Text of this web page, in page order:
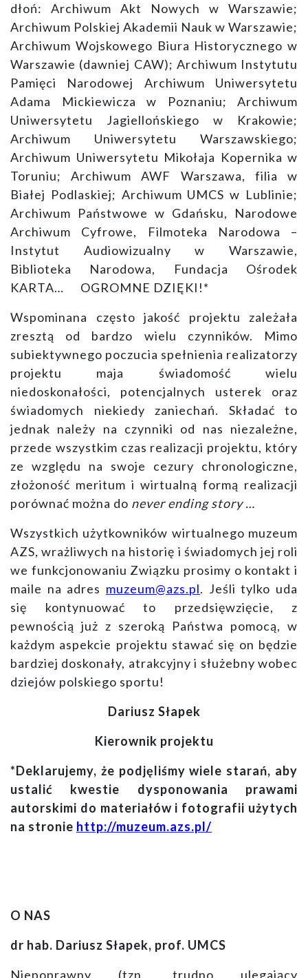
dłoń: Archiwum Akt Nowych w Warszawie;
Archiwum Polskiej Akademii Nauk w Warszawie;
Archiwum Wojskowego Biura Historycznego w
Warszawie (dawniej CAW); Archiwum Instytutu
Pamięci Narodowej Archiwum Uniwersytetu
Adama Mickiewicza w Poznaniu; Archiwum
Uniwersytetu Jagiellońskiego w Krakowie;
Archiwum Uniwersytetu Warszawskiego;
Archiwum Uniwersytetu Mikołaja Kopernika w
Toruniu; Archiwum AWF Warszawa, filia w
Białej Podlaskiej; Archiwum UMCS w Lublinie;
Archiwum Państwowe w Gdańsku, Narodowe
Archiwum Cyfrowe, Filmoteka Narodowa –
Instytut Audiowizualny w Warszawie,
Biblioteka Narodowa, Fundacja Ośrodek
KARTA… OGROMNE DZIĘKI!*
Wspominana często jakość projektu zależała
zresztą od bardzo wielu czynników. Mimo
subiektywnego poczucia spełnienia realizatorzy
projektu maja świadomość wielu
niedoskonałości, potencjalnych usterek oraz
świadomych niekiedy zaniechań. Składać to
jednak należy na czynniki od nas niezależne,
przede wszystkim czas realizacji projektu, który
ze względu na swoje cezury chronologiczne,
złożoność meritum i wirtualną formą realizacji
porównać można do never ending story …
Wszystkich użytkowników wirtualnego muzeum
AZS, wrażliwych na historię i świadomych jej roli
we funkcjonowaniu Związku prosimy o kontakt i
maile na adres muzeum@azs.pl. Jeśli tylko uda
się kontynuować to przedsięwzięcie, z
pewnością już z szeroką Państwa pomocą, w
każdym aspekcie projektu stawać się on będzie
bardziej doskonały, atrakcyjny i służebny wobec
dziejów polskiego sportu!
Dariusz Słapek
Kierownik projektu
*Deklarujemy, że podjęliśmy wiele starań, aby
ustalić kwestie dysponowania prawami
autorskimi do materiałów i fotografii użytych
na stronie http://muzeum.azs.pl/
O NAS
dr hab. Dariusz Słapek, prof. UMCS
Niepoprawny (tzn. trudno ulegający